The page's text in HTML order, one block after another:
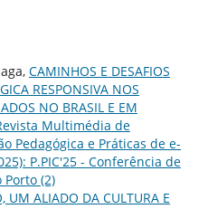
CAMINHOS E DESAFIOS
RESPONSIVA NOS
NO BRASIL E EM
Multimédia de
Pedagógica e Práticas de e-
P.PIC'25 - Conferência de
Porto (2)
UM ALIADO DA CULTURA E